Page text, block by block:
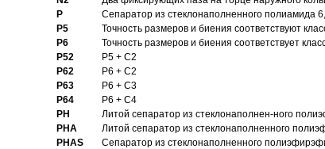
P
Cепаратор из стеклонаполненного полиамида
P5
Точность размеров и биения соответствуют
P6
Точность размеров и биения соответствует
P52
P5 + C2
P62
P6 + C2
P63
P6 + C3
P64
P6 + C4
PH
Литой сепаратор из стеклонаполнен-ного
PHA
Литой сепаратор из стеклонаполненного
PHAS
Сепаратор из стеклонаполненного